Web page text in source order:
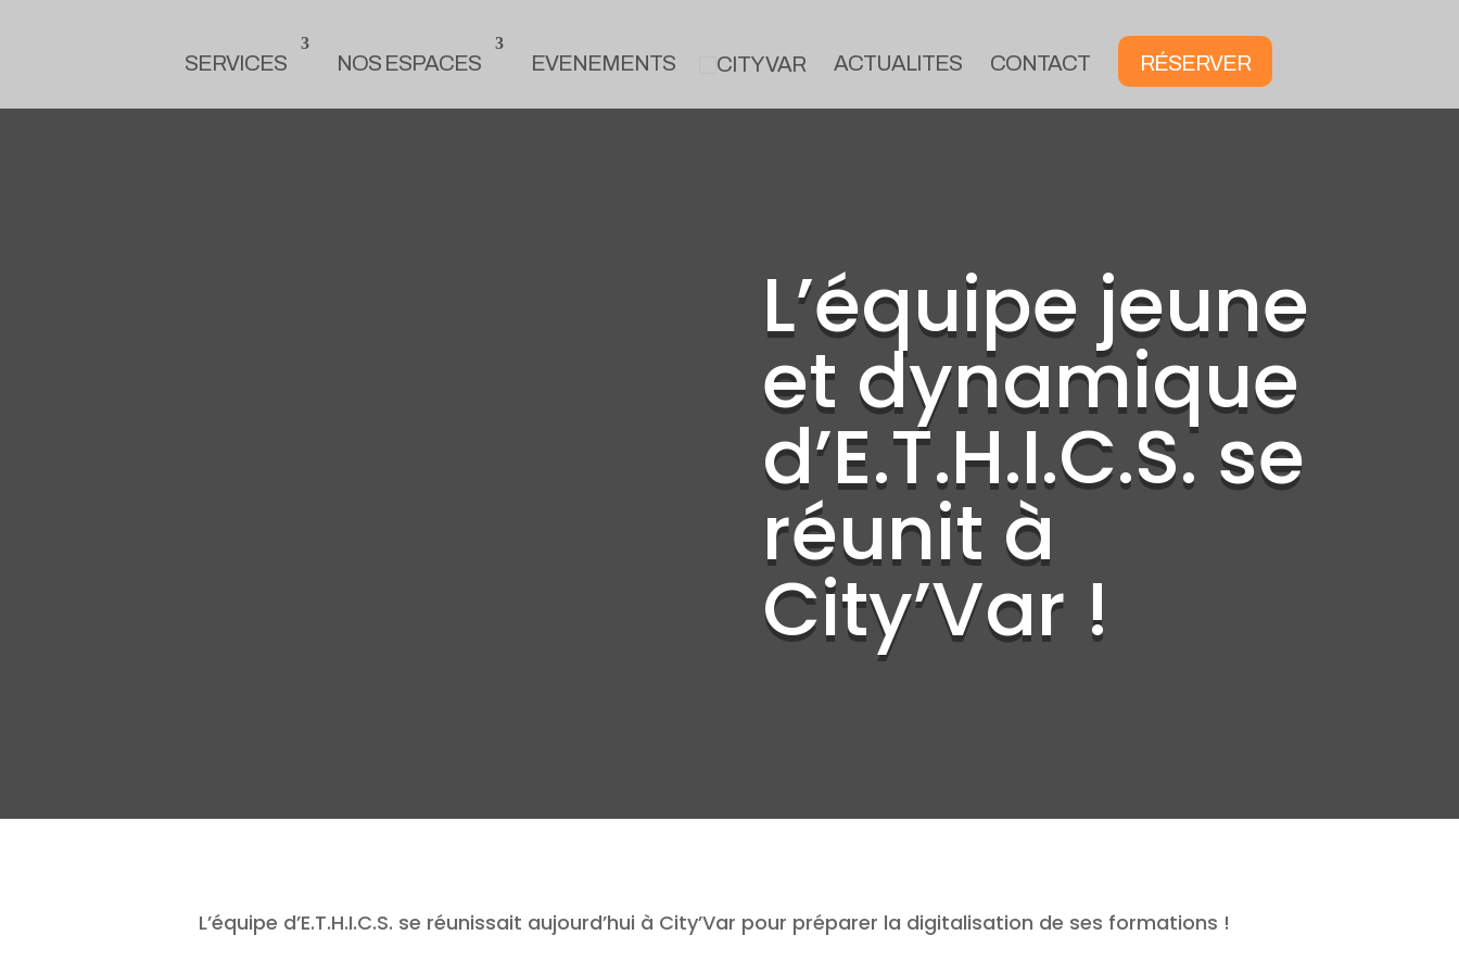
SERVICES NOS ESPACES EVENEMENTS ACTUALITES CONTACT RÉSERVER
L’équipe jeune
et dynamique
d’E.T.H.I.C.S. se
réunit à
City’Var !
L’équipe d’E.T.H.I.C.S. se réunissait aujourd’hui à City’Var pour préparer la digitalisation de ses formations !